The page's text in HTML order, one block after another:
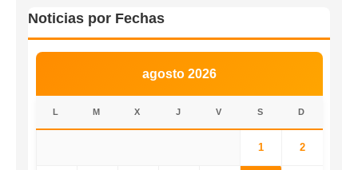
Noticias por Fechas
agosto 2026
L M X J V S D
1 2